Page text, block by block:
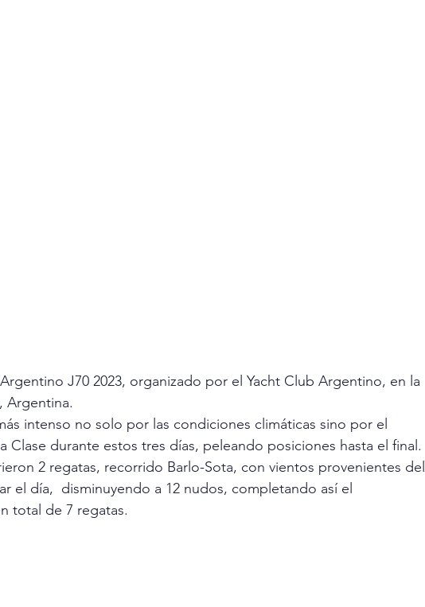
J70 2023, organizado por el Yacht Club Argentino, en la
Argentina.
intenso no solo por las condiciones climáticas sino por el
Clase durante estos tres días, peleando posiciones hasta el final.
2 regatas, recorrido Barlo-Sota, con vientos provenientes del
el día,  disminuyendo a 12 nudos, completando así el
total de 7 regatas.